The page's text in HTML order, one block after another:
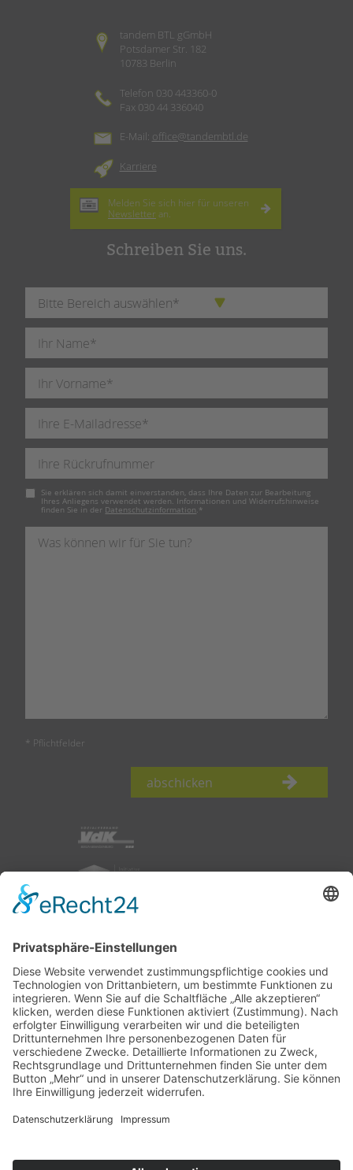
tandem BTL gGmbH
Potsdamer Str. 182
10783 Berlin
Telefon 030 443360-0
Fax 030 44 336040
E-Mail: office@tandembtl.de
Karriere
Melden Sie sich hier für unseren
Newsletter an.
Schreiben Sie uns.
Pflichtfeld
Sie erklären sich damit einverstanden, dass Ihre Daten zur Bearbeitung
Ihres Anliegens verwendet werden. Informationen und Widerrufshinweise
finden Sie in der Datenschutzinformation. *
* Pflichtfelder
abschicken
nach oben